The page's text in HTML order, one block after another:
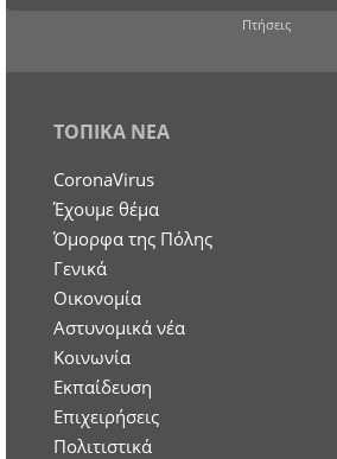
Πτήσεις
ΤΟΠΙΚΑ ΝΕΑ
CoronaVirus
Έχουμε θέμα
Όμορφα της Πόλης
Γενικά
Οικονομία
Aστυνομικά νέα
Κοινωνία
Εκπαίδευση
Επιχειρήσεις
Πολιτιστικά